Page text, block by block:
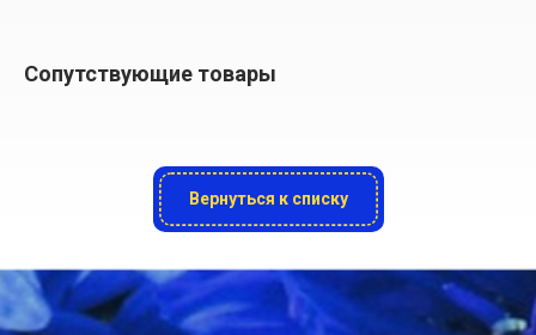
Сопутствующие товары
Вернуться к списку